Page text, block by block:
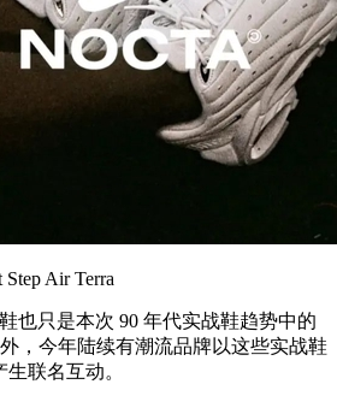
Air Terra
只是本次 90 年代实战鞋趋势中的
，今年陆续有潮流品牌以这些实战鞋
联名互动。